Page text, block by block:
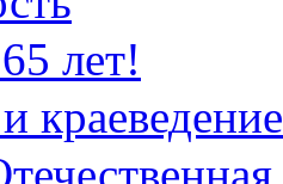
лет!
краеведение